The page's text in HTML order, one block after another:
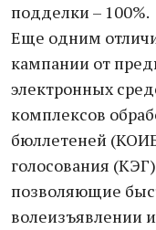
подделки – 100%.
Еще одним
кампании от
электронных
комплексов
бюллетеней
голосования
позволяющие
волеизъявлении